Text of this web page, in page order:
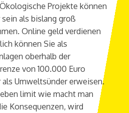
Projekte können
als bislang groß
Online geld verdienen
können Sie als
oberhalb der
von 100.000 Euro
Umweltsünder erweisen.
limit wie macht man
Konsequenzen, wird